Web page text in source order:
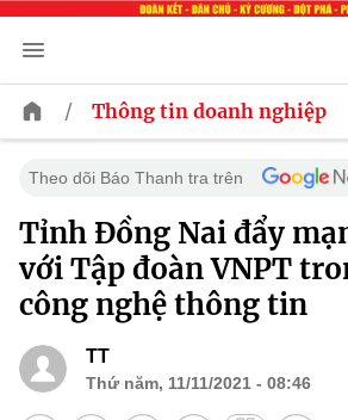
/ Thông tin doanh nghiệp
Theo dõi Báo Thanh tra trên
Tỉnh Đồng Nai đẩy
với Tập đoàn VNPT
công nghệ thông tin
TT
Thứ năm, 11/11/2021 - 08:46